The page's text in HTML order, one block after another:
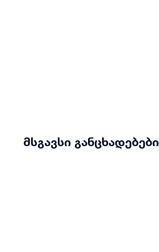
მსგავსი განცხადებები